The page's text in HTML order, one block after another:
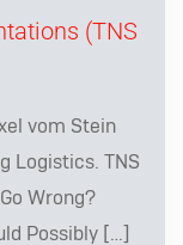
(TNS
vom Stein
Logistics. TNS
Wrong?
Possibly […]